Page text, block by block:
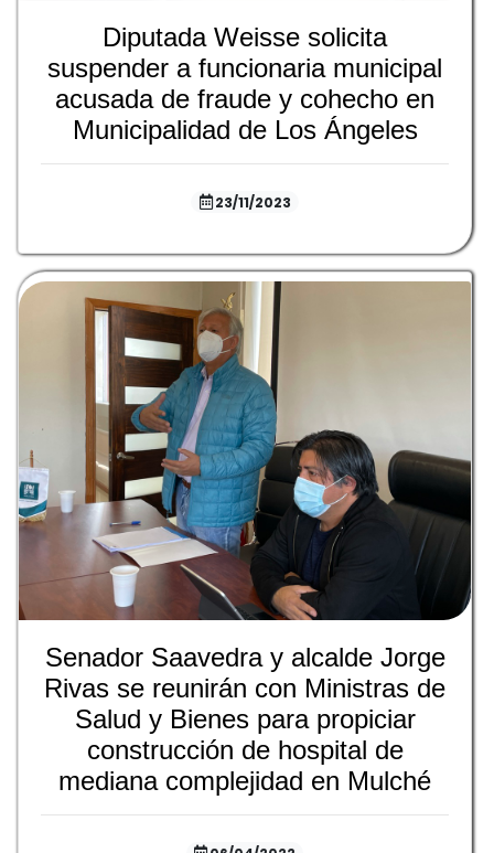
Diputada Weisse solicita
suspender a funcionaria municipal
acusada de fraude y cohecho en
Municipalidad de Los Ángeles
23/11/2023
Senador Saavedra y alcalde Jorge
Rivas se reunirán con Ministras de
Salud y Bienes para propiciar
construcción de hospital de
mediana complejidad en Mulché